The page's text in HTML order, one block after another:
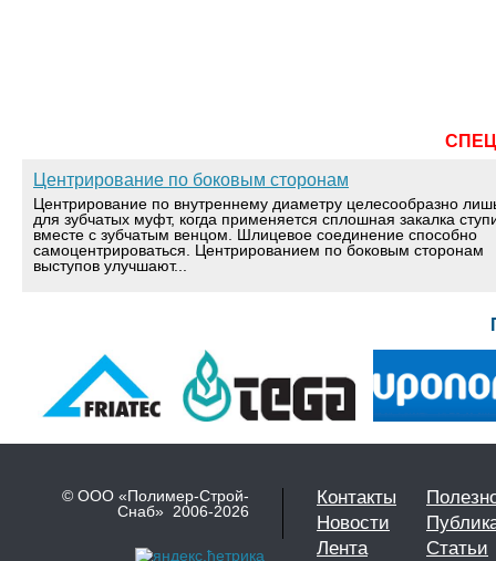
Центрирование по боковым сторонам
Центрирование по внутреннему диаметру целесообразно
для зубчатых муфт, когда применяется сплошная закалка
вместе с зубчатым венцом. Шлицевое соединение способно
самоцентрироваться. Центрированием по боковым сторонам
выступов улучшают...
© ООО «Полимер-Строй-
Снаб» 2006-2026
Контакты
Новости
Лента
Статьи